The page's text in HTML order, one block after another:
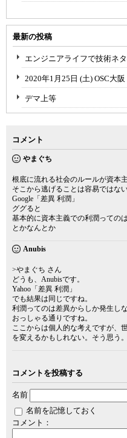
最新の投稿
エンジニアライフで技術ネ
2020年1月25日 (土) OSC大
デマ上等
コメント
やまぐち
根底に流れる社会のルールが資本
そこから逃げることは容易ではな
Google「差異 利潤」
ググると
基本的に資本主義での利潤っての
とかなんとか
Anubis
>やまぐち さん
どうも、Anubisです。
Yahoo「差異 利潤」
でも結果は同じですね。
利潤ってのは差異からしか発生し
おっしゃる通りですね。
ここからは個人的な考えですが、
を変えるかもしれない。そう思う。
コメントを投稿する
名前
名前を記憶しておく
コメント：